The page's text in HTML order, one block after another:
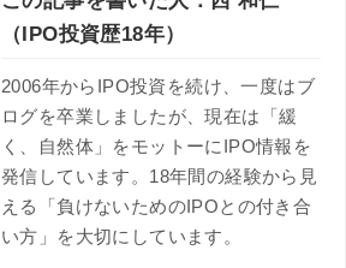
（IPO投資歴18年）
2006年からIPO投資を続け、一度はブ
ログを卒業しましたが、現在は「緩
く、自然体」をモットーにIPO情報を
発信しています。18年間の経験から見
える「負けないためのIPOとの付き合
い方」を大切にしています。